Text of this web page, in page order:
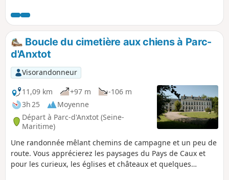
Boucle du cimetière aux chiens à Parc-
d'Anxtot
Visorandonneur
11,09 km
+97 m
-106 m
3h 25
Moyenne
Départ à Parc-d'Anxtot (Seine-
Maritime)
Une randonnée mêlant chemins de campagne et un peu de
route. Vous apprécierez les paysages du Pays de Caux et
pour les curieux, les églises et châteaux et quelques